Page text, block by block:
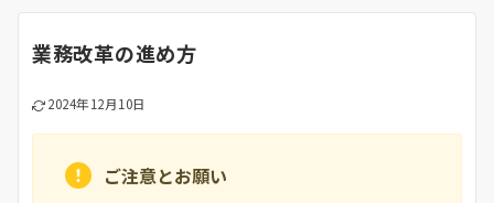
業務改⾰の進め⽅
2024年12月10日
ご注意とお願い